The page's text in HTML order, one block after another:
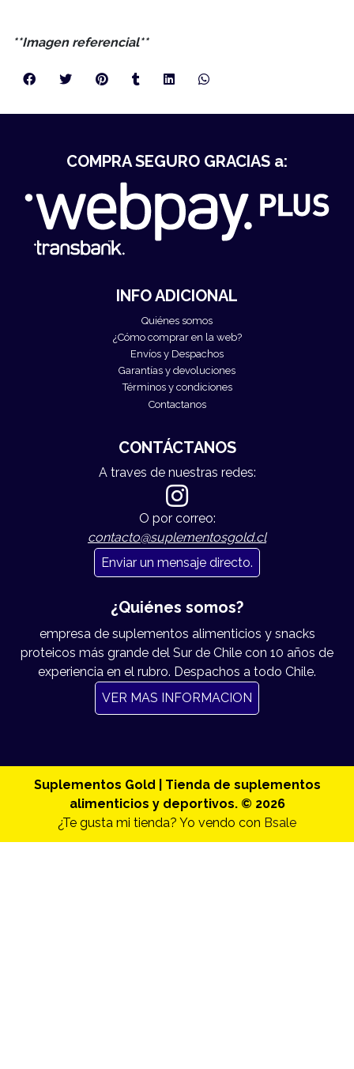
**Imagen referencial**
INFO ADICIONAL
Quiénes somos
¿Cómo comprar en la web?
Envíos y Despachos
Garantías y devoluciones
Términos y condiciones
Contactanos
COMPRA SEGURO GRACIAS a:
CONTÁCTANOS
A traves de nuestras redes:
O por correo:
contacto@suplementosgold.cl
Enviar un mensaje directo.
¿Quiénes somos?
empresa de suplementos alimenticios y snacks
proteicos más grande del Sur de Chile con 10 años de
experiencia en el rubro. Despachos a todo Chile.
VER MAS INFORMACION
Suplementos Gold | Tienda de suplementos
alimenticios y deportivos. © 2026
¿Te gusta mi tienda? Yo vendo con Bsale